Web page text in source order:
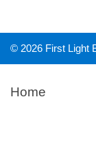
© 2026 First Light
Home